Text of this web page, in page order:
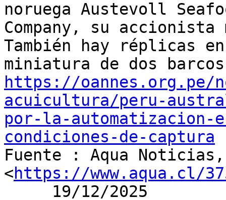
noruega Austevoll
Company, su
También hay réplicas en
https://oannes.org.pe/
acuicultura/peru-
por-la-automatizacion-
condiciones-de-captura
Fuente : Aqua
<https://www.aqua.cl/